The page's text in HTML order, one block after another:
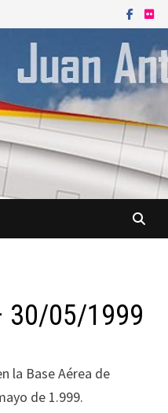
30/05/1999
la Base Aérea de
de 1.999.